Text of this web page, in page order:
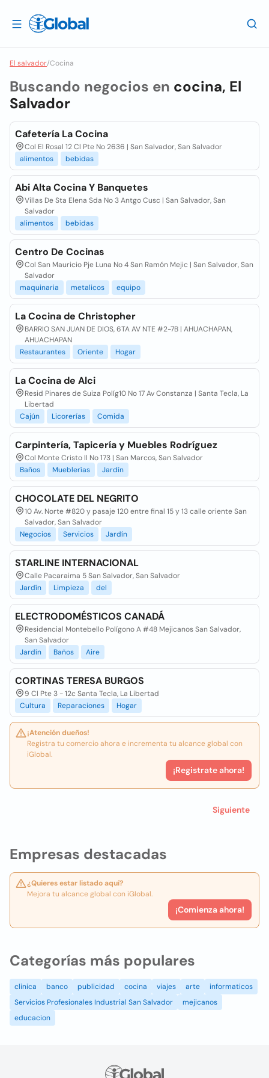
El salvador/Cocina
Empresas destacadas
¿Quieres estar listado aquí?
Mejora tu alcance global con iGlobal.
¡Comienza ahora!
Buscando negocios en cocina, El
Salvador
Cafetería La Cocina
Col El Rosal 12 Cl Pte No 2636 | San Salvador, San Salvador
alimentos
bebidas
Abi Alta Cocina Y Banquetes
Villas De Sta Elena Sda No 3 Antgo Cusc | San Salvador, San
Salvador
alimentos
bebidas
Centro De Cocinas
Col San Mauricio Pje Luna No 4 San Ramón Mejic | San Salvador, San
Salvador
maquinaria
metalicos equipo
La Cocina de Christopher
BARRIO SAN JUAN DE DIOS, 6TA AV NTE #2-7B | AHUACHAPAN,
AHUACHAPAN
Restaurantes
Oriente Hogar
La Cocina de Alci
Resid Pinares de Suiza Políg10 No 17 Av Constanza | Santa Tecla, La
Libertad
Cajún
Licorerías Comida
Carpintería, Tapicería y Muebles Rodríguez
Col Monte Cristo ll No 173 | San Marcos, San Salvador
Baños
Mueblerías Jardín
CHOCOLATE DEL NEGRITO
10 Av. Norte #820 y pasaje 120 entre final 15 y 13 calle oriente San
Salvador, San Salvador
Negocios
Servicios Jardín
STARLINE INTERNACIONAL
Calle Pacaraima 5 San Salvador, San Salvador
Jardín
Limpieza del
ELECTRODOMÉSTICOS CANADÁ
Residencial Montebello Polígono A #48 Mejicanos San Salvador,
San Salvador
Jardín
Baños Aire
CORTINAS TERESA BURGOS
9 Cl Pte 3 - 12c Santa Tecla, La Libertad
Cultura
Reparaciones Hogar
¡Atención dueños!
Registra tu comercio ahora e incrementa tu alcance global con
iGlobal.
¡Registrate ahora!
Siguiente
Categorías más populares
clinica banco publicidad cocina viajes arte
informaticos
Servicios Profesionales Industrial San Salvador
mejicanos
educacion